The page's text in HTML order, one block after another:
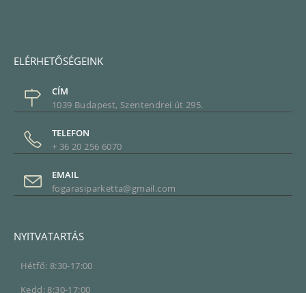
ELÉRHETŐSÉGEINK
CÍM
1039 Budapest, Szentendrei út 295.
TELEFON
+ 36 20 256 6070
EMAIL
fogarasiparketta@gmail.com
NYITVATARTÁS
Hétfő: 8:30-17:00
Kedd: 8:30-17:00